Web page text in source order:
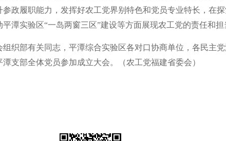
参政履职能力，发挥好农工党界别特色和党员专业特长，在
潭实验区“一岛两窗三区”建设等方面展现农工党的责任和担
组织部有关同志，平潭综合实验区各对口协商单位，各民主
支部全体党员参加成立大会。（农工党福建省委会）